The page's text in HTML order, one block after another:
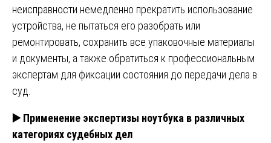
неисправности немедленно прекратить использование
устройства, не пытаться его разобрать или
ремонтировать, сохранить все упаковочные материалы
и документы, а также обратиться к профессиональным
экспертам для фиксации состояния до передачи дела в
суд.
▶️Применение экспертизы ноутбука в различных
категориях судебных дел